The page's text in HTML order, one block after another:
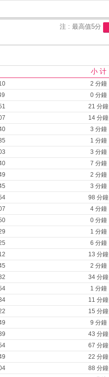
注 : 最高值5分
小 计
2 分鐘
0 分鐘
21 分鐘
14 分鐘
3 分鐘
1 分鐘
3 分鐘
7 分鐘
2 分鐘
3 分鐘
98 分鐘
4 分鐘
0 分鐘
1 分鐘
6 分鐘
13 分鐘
2 分鐘
34 分鐘
1 分鐘
11 分鐘
15 分鐘
9 分鐘
43 分鐘
67 分鐘
22 分鐘
88 分鐘